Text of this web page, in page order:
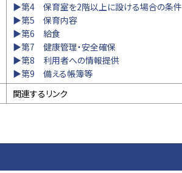
▶第4 保育室を2階以上に設ける場合の条件
▶第5 保育内容
▶第6 給食
▶第7 健康管理・安全確保
▶第8 利用者への情報提供
▶第9 備える帳簿等
関連するリンク